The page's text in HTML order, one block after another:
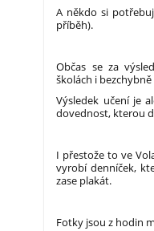
A někdo si
příběh).
Občas se za
školách i
Výsledek učení je
dovednost, kterou
I přestože to ve
vyrobí denníček,
zase plakát.
Fotky jsou z hodin